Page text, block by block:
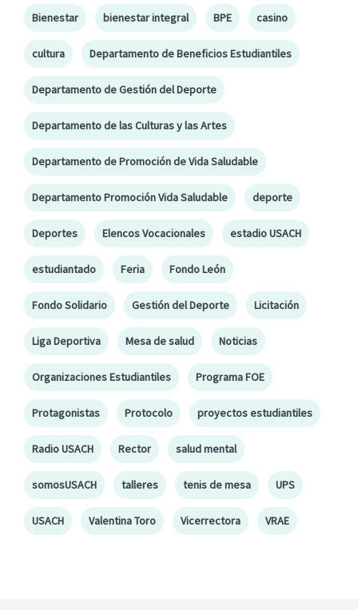
Bienestar bienestar integral BPE casino
cultura Departamento de Beneficios Estudiantiles
Departamento de Gestión del Deporte
Departamento de las Culturas y las Artes
Departamento de Promoción de Vida Saludable
Departamento Promoción Vida Saludable deporte
Deportes Elencos Vocacionales estadio USACH
estudiantado Feria Fondo León
Fondo Solidario Gestión del Deporte Licitación
Liga Deportiva Mesa de salud Noticias
Organizaciones Estudiantiles Programa FOE
Protagonistas Protocolo proyectos estudiantiles
Radio USACH Rector salud mental
somosUSACH talleres tenis de mesa UPS
USACH Valentina Toro Vicerrectora VRAE